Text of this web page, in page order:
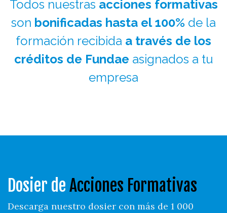
Todos nuestras acciones formativas
son bonificadas hasta el 100% de la
formación recibida a través de los
créditos de Fundae asignados a tu
empresa
Dosier de Acciones Formativas
Descarga nuestro dosier con más de 1 000